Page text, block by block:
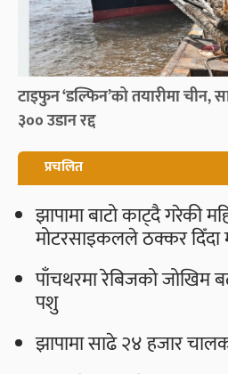
टाइफुन ‘डल्फिन’को तयारीमा चीन,
३०० उडान रद्द
प्रचलित
झापामा बाटो काट्दै गरेकी
मोटरसाइकलले ठक्कर दिँदा
पाँचथरमा रेबिजको जोखिम
पशु
झापामा साढे २४ हजार